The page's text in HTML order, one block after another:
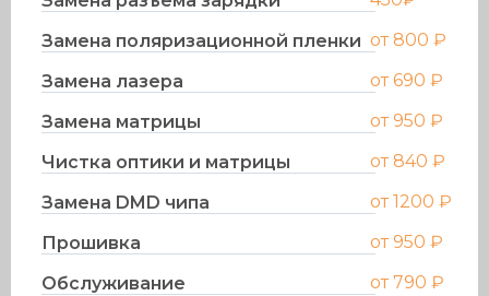
Замена поляризационной пленки от 800 ₽
Замена лазера
от 690 ₽
Замена матрицы
от 950 ₽
Чистка оптики и матрицы
от 840 ₽
Замена DMD чипа
от 1200 ₽
Прошивка
от 950 ₽
Обслуживание
от 790 ₽